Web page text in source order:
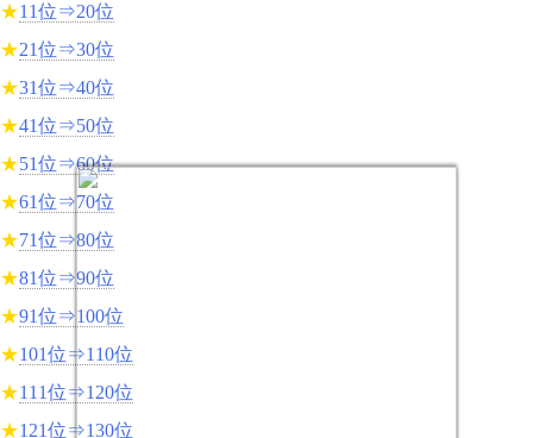
★11位⇒20位
★21位⇒30位
★31位⇒40位
★41位⇒50位
★51位⇒60位
★61位⇒70位
★71位⇒80位
★81位⇒90位
★91位⇒100位
★101位⇒110位
★111位⇒120位
★121位⇒130位